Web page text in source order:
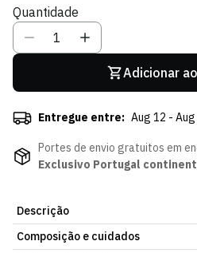
IndisponívelIndisponível
Quantidade
Adicionar
Entregue entre: Aug 12 -
Portes de envio gratuitos em
Exclusivo Portugal
Descrição
Hoodie Recall Ring Green -
Composição e cuidados